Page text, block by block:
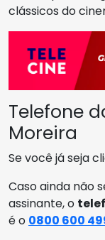
clássicos do
Telefone
Moreira
Se você já seja
Caso ainda não
assinante, o
é o 0800 600